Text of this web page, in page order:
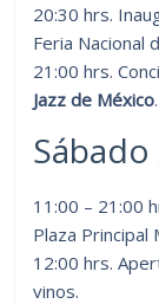
20:30 hrs.
Feria Nacional
21:00 hrs.
Jazz de México.
11:00 – 21:00
Plaza Principal
12:00 hrs.
vinos.